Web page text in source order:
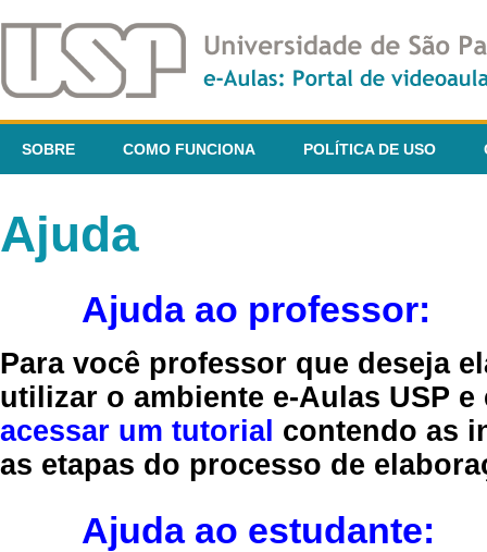
SOBRE COMO FUNCIONA POLÍTICA DE USO
Ajuda
Ajuda ao professor:
Para você professor que deseja
utilizar o ambiente e-Aulas USP
acessar um tutorial contendo as
as etapas do processo de
Ajuda ao estudante: